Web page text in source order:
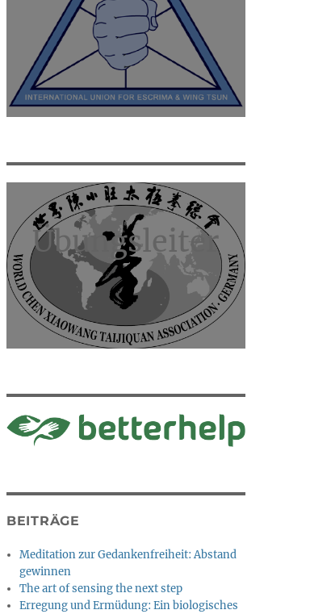
Übungsleiter
BEITRÄGE
Meditation zur Gedankenfreiheit: Abstand
gewinnen
The art of sensing the next step
Erregung und Ermüdung: Ein biologisches